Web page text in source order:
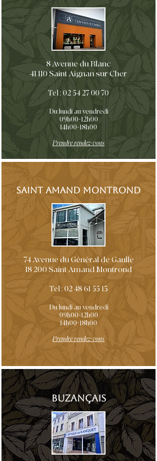
8 Avenue du Blanc
41 110 Saint Aignan sur Cher
Tel : 02 54 27 00 70
Du lundi au vendredi
09h00-12h00
14h00-18h00
Prendre rendez-vous
Saint AMAND MONTROND
74 Avenue du Général de Gaulle
18 200 Saint Amand Montrond
Tel : 02 48 61 55 13
Du lundi au vendredi
09h00-12h00
14h00-18h00
Prendre rendez-vous
BUZANÇAIS